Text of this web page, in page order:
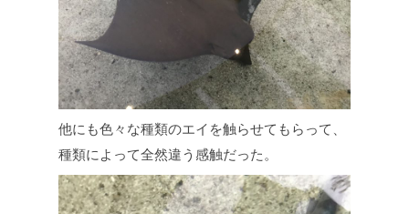
他にも色々な種類のエイを触らせてもらって、
種類によって全然違う感触だった。